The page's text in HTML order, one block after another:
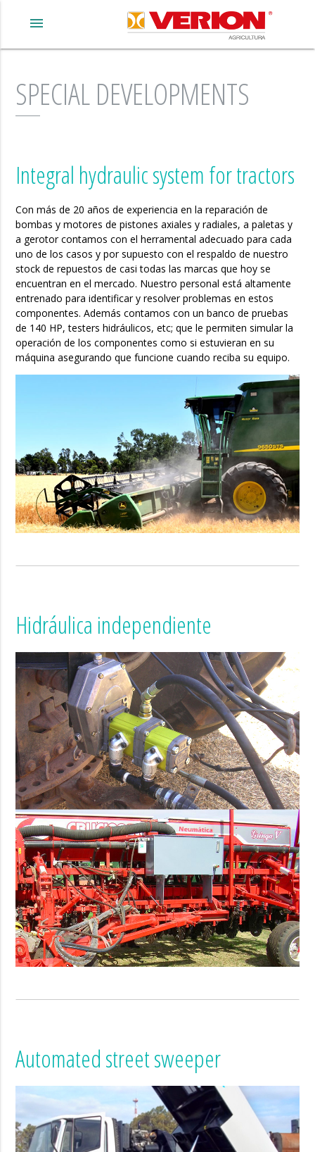
menu
SPECIAL DEVELOPMENTS
Integral hydraulic system for tractors
Con más de 20 años de experiencia en la reparación de
bombas y motores de pistones axiales y radiales, a paletas y
a gerotor contamos con el herramental adecuado para cada
uno de los casos y por supuesto con el respaldo de nuestro
stock de repuestos de casi todas las marcas que hoy se
encuentran en el mercado. Nuestro personal está altamente
entrenado para identificar y resolver problemas en estos
componentes. Además contamos con un banco de pruebas
de 140 HP, testers hidráulicos, etc; que le permiten simular la
operación de los componentes como si estuvieran en su
máquina asegurando que funcione cuando reciba su equipo.
Hidráulica independiente
Automated street sweeper